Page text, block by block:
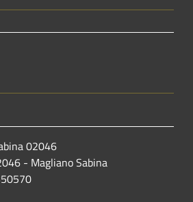
02046
- Magliano Sabina